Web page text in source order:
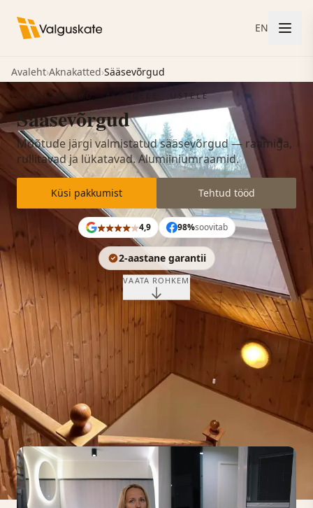
EN
Avaleht›Aknakatted›Sääsevõrgud
SÄÄSEVÕRGUD · AKENDELE · USTELE
Sääsevõrgud
Mõõtude järgi valmistatud sääsevõrgud — raamiga,
rullitavad ja lükatavad. Alumiiniumraamid.
Küsi pakkumist Tehtud tööd
4,9 98%soovitab
2-aastane garantii
VAATA ROHKEM
Vaata, kuidas valida õige sääsevõrk
Lühike video selgitab, millised sääsevõrke on
võimalik tellida.